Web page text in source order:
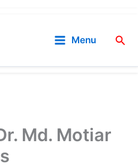
Menu
Dr. Md. Motiar